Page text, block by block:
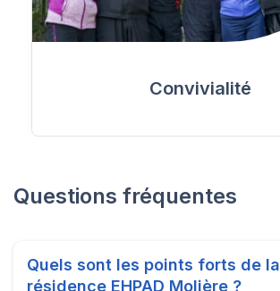
Convivialité
Questions fréquentes
Quels sont les points forts de la
résidence EHPAD Molière ?